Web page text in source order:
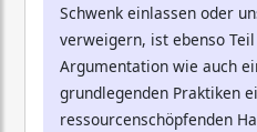
Schwenk einlassen oder
verweigern, ist ebenso
Argumentation wie auch
grundlegenden Praktiken
ressourcenschöpfenden